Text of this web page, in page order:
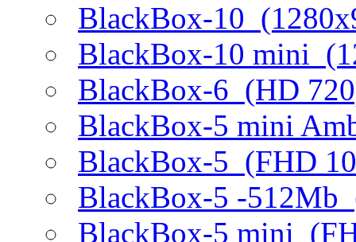
BlackBox-10
BlackBox-10 mini
BlackBox-6 (HD
BlackBox-5 mini
BlackBox-5 (FHD
BlackBox-5 -512Mb
BlackBox-5 mini